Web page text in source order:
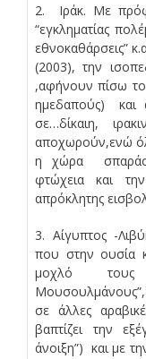
2. Ιράκ. Με
“εγκληματίας
εθνοκαθάρσεις”
(2003), την
,αφήνουν πίσω
ημεδαπούς) και
σε…δίκαιη,
αποχωρούν,ενώ
η χώρα
φτώχεια και
απρόκλητης
3. Αίγυπτος -
που στην ουσία
μοχλό
σε άλλες
βαπτίζει την
άνοιξη”) και με